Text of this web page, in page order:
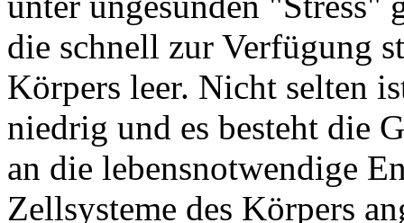
die schnell zur Verfügung
Körpers leer. Nicht selten
niedrig und es besteht die
an die lebensnotwendige
Zellsysteme des Körpers